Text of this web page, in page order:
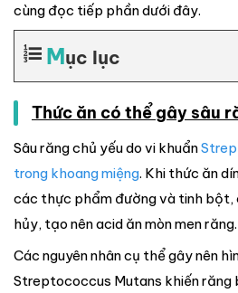
cùng đọc tiếp phần dưới đây.
Mục lục
Thức ăn có thể gây sâu
Sâu răng chủ yếu do vi khuẩn
trong khoang miệng. Khi thức ăn
các thực phẩm đường và tinh bột,
hủy, tạo nên acid ăn mòn men răng.
Các nguyên nhân cụ thể gây nên
Streptococcus Mutans khiến răng